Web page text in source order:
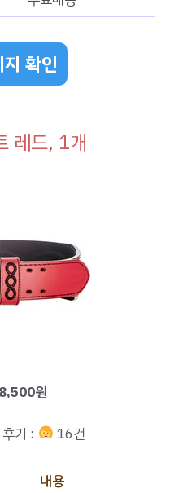
확인
레드, 1개
원
기 : 16건
내용